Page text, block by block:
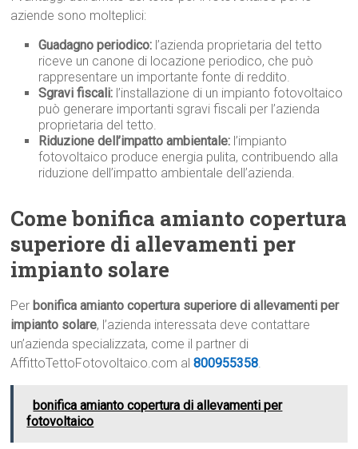
aziende sono molteplici:
Guadagno periodico: l’azienda proprietaria del tetto
riceve un canone di locazione periodico, che può
rappresentare un importante fonte di reddito.
Sgravi fiscali: l’installazione di un impianto fotovoltaico
può generare importanti sgravi fiscali per l’azienda
proprietaria del tetto.
Riduzione dell’impatto ambientale: l’impianto
fotovoltaico produce energia pulita, contribuendo alla
riduzione dell’impatto ambientale dell’azienda.
Come bonifica amianto copertura
superiore di allevamenti per
impianto solare
Per bonifica amianto copertura superiore di allevamenti per
impianto solare, l’azienda interessata deve contattare
un’azienda specializzata, come il partner di
AffittoTettoFotovoltaico.com al800955358.
bonifica amianto copertura di allevamenti per
fotovoltaico